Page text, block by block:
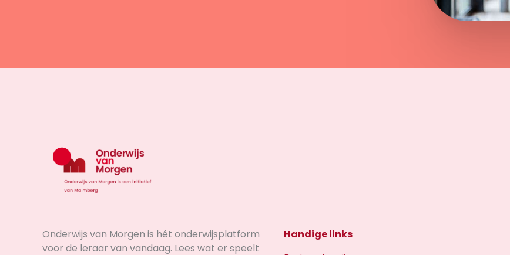
Onderwijs van Morgen is hét onderwijsplatform
voor de leraar van vandaag. Lees wat er speelt
Handige links